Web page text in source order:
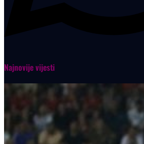
Najnovije vijesti